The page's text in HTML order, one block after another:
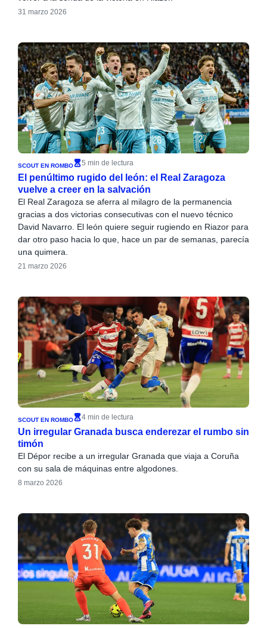
31 marzo 2026
SCOUT EN ROMBO 5 min de lectura
El penúltimo rugido del león: el Real Zaragoza
vuelve a creer en la salvación
El Real Zaragoza se aferra al milagro de la permanencia
gracias a dos victorias consecutivas con el nuevo técnico
David Navarro. El león quiere seguir rugiendo en Riazor para
dar otro paso hacia lo que, hace un par de semanas, parecía
una quimera.
21 marzo 2026
SCOUT EN ROMBO 4 min de lectura
Un irregular Granada busca enderezar el rumbo sin
timón
El Dépor recibe a un irregular Granada que viaja a Coruña
con su sala de máquinas entre algodones.
8 marzo 2026